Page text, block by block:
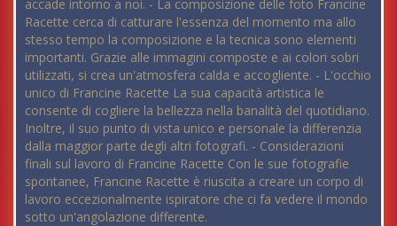
accade intorno a noi. - La composizione delle foto Francine
Racette cerca di catturare l'essenza del momento ma allo
stesso tempo la composizione e la tecnica sono elementi
importanti. Grazie alle immagini composte e ai colori sobri
utilizzati, si crea un'atmosfera calda e accogliente. - L'occhio
unico di Francine Racette La sua capacità artistica le
consente di cogliere la bellezza nella banalità del quotidiano.
Inoltre, il suo punto di vista unico e personale la differenzia
dalla maggior parte degli altri fotografi. - Considerazioni
finali sul lavoro di Francine Racette Con le sue fotografie
spontanee, Francine Racette è riuscita a creare un corpo di
lavoro eccezionalmente ispiratore che ci fa vedere il mondo
sotto un'angolazione differente.